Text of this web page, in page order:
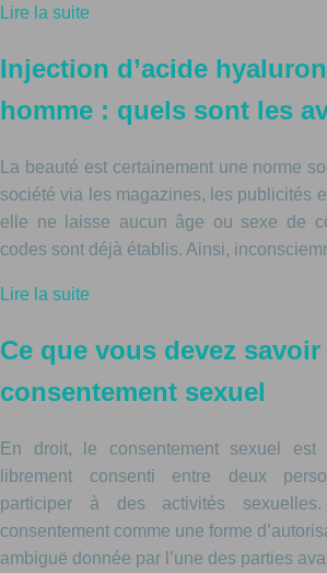
Lire la suite
Injection d’acide
homme : quels sont les
La beauté est certainement une norme
société via les magazines, les publicités
elle ne laisse aucun âge ou sexe de
codes sont déjà établis. Ainsi,
Lire la suite
Ce que vous devez
consentement sexuel
En droit, le consentement sexuel est
librement consenti entre deux
participer à des activités
consentement comme une forme
ambiguë donnée par l’une des parties